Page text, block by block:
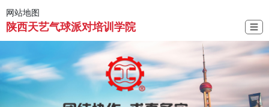
网站地图
陕西天艺气球派对培训学院 ☰